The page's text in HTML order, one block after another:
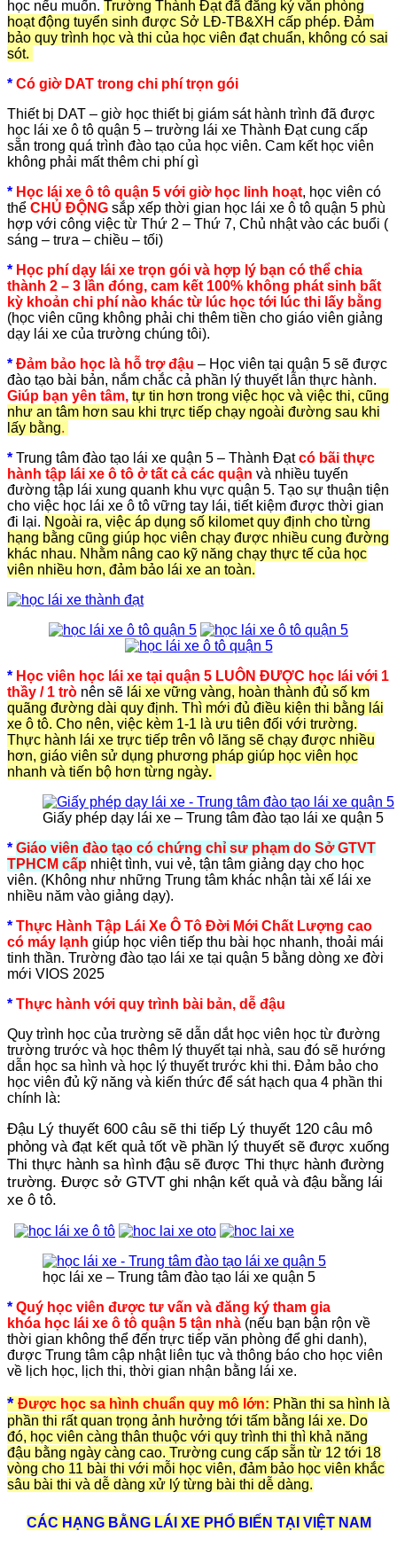
học nếu muốn. Trường Thành Đạt đã đăng ký văn phòng
hoạt động tuyển sinh được Sở LĐ-TB&XH cấp phép. Đảm
bảo quy trình học và thi của học viên đạt chuẩn, không có sai
sót.
* Có giờ DAT trong chi phí trọn gói
Thiết bị DAT – giờ học thiết bị giám sát hành trình đã được
học lái xe ô tô quận 5 – trường lái xe Thành Đạt cung cấp
sẵn trong quá trình đào tạo của học viên. Cam kết học viên
không phải mất thêm chi phí gì
* Học lái xe ô tô quận 5 với giờ học linh hoạt, học viên có
thể CHỦ ĐỘNG sắp xếp thời gian học lái xe ô tô quận 5 phù
hợp với công việc từ Thứ 2 – Thứ 7, Chủ nhật vào các buổi (
sáng – trưa – chiều – tối)
* Học phí dạy lái xe trọn gói và hợp lý bạn có thể chia
thành 2 – 3 lần đóng, cam kết 100% không phát sinh bất
kỳ khoản chi phí nào khác từ lúc học tới lúc thi lấy bằng
(học viên cũng không phải chi thêm tiền cho giáo viên giảng
dạy lái xe của trường chúng tôi).
* Đảm bảo học là hỗ trợ đậu – Học viên tại quận 5 sẽ được
đào tạo bài bản, nắm chắc cả phần lý thuyết lẫn thực hành.
Giúp bạn yên tâm, tự tin hơn trong việc học và việc thi, cũng
như an tâm hơn sau khi trực tiếp chạy ngoài đường sau khi
lấy bằng.
* Trung tâm đào tạo lái xe quận 5 – Thành Đạt có bãi thực
hành tập lái xe ô tô ở tất cả các quận và nhiều tuyến
đường tập lái xung quanh khu vực quận 5. Tạo sự thuận tiện
cho việc học lái xe ô tô vững tay lái, tiết kiệm được thời gian
đi lại. Ngoài ra, việc áp dụng số kilomet quy định cho từng
hạng bằng cũng giúp học viên chạy được nhiều cung đường
khác nhau. Nhằm nâng cao kỹ năng chạy thực tế của học
viên nhiều hơn, đảm bảo lái xe an toàn.
* Học viên học lái xe tại quận 5 LUÔN ĐƯỢC học lái với 1
thầy / 1 trò nên sẽ lái xe vững vàng, hoàn thành đủ số km
quãng đường dài quy định. Thì mới đủ điều kiện thi bằng lái
xe ô tô. Cho nên, việc kèm 1-1 là ưu tiên đối với trường.
Thực hành lái xe trực tiếp trên vô lăng sẽ chạy được nhiều
hơn, giáo viên sử dụng phương pháp giúp học viên học
nhanh và tiến bộ hơn từng ngày.
Giấy phép dạy lái xe – Trung tâm đào tạo lái xe quận 5
* Giáo viên đào tạo có chứng chỉ sư phạm do Sở GTVT
TPHCM cấp nhiệt tình, vui vẻ, tận tâm giảng dạy cho học
viên. (Không như những Trung tâm khác nhận tài xế lái xe
nhiều năm vào giảng dạy).
* Thực Hành Tập Lái Xe Ô Tô Đời Mới Chất Lượng cao
có máy lạnh giúp học viên tiếp thu bài học nhanh, thoải mái
tinh thần. Trường đào tạo lái xe tại quận 5 bằng dòng xe đời
mới VIOS 2025
* Thực hành với quy trình bài bản, dễ đậu
Quy trình học của trường sẽ dẫn dắt học viên học từ đường
trường trước và học thêm lý thuyết tại nhà, sau đó sẽ hướng
dẫn học sa hình và học lý thuyết trước khi thi. Đảm bảo cho
học viên đủ kỹ năng và kiến thức để sát hạch qua 4 phần thi
chính là:
Đậu Lý thuyết 600 câu sẽ thi tiếp Lý thuyết 120 câu mô
phỏng và đạt kết quả tốt về phần lý thuyết sẽ được xuống
Thi thực hành sa hình đậu sẽ được Thi thực hành đường
trường. Được sở GTVT ghi nhận kết quả và đậu bằng lái
xe ô tô.
học lái xe – Trung tâm đào tạo lái xe quận 5
* Quý học viên được tư vấn và đăng ký tham gia
khóa học lái xe ô tô quận 5 tận nhà (nếu bạn bận rộn về
thời gian không thể đến trực tiếp văn phòng để ghi danh),
được Trung tâm cập nhật liên tục và thông báo cho học viên
về lịch học, lịch thi, thời gian nhận bằng lái xe.
* Được học sa hình chuẩn quy mô lớn: Phần thi sa hình là
phần thi rất quan trọng ảnh hưởng tới tấm bằng lái xe. Do
đó, học viên càng thân thuộc với quy trình thi thì khả năng
đậu bằng ngày càng cao. Trường cung cấp sẵn từ 12 tới 18
vòng cho 11 bài thi với mỗi học viên, đảm bảo học viên khắc
sâu bài thi và dễ dàng xử lý từng bài thi dễ dàng.
CÁC HẠNG BẰNG LÁI XE PHỔ BIẾN TẠI VIỆT NAM